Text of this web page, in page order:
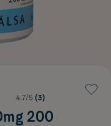
4.7/5 (3)
200